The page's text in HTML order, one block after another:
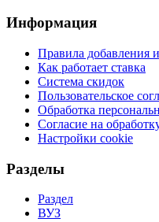
Информация
Правила добавления
Как работает ставка
Система скидок
Пользовательское
Обработка
Согласие на
Настройки cookie
Разделы
Раздел
ВУЗ